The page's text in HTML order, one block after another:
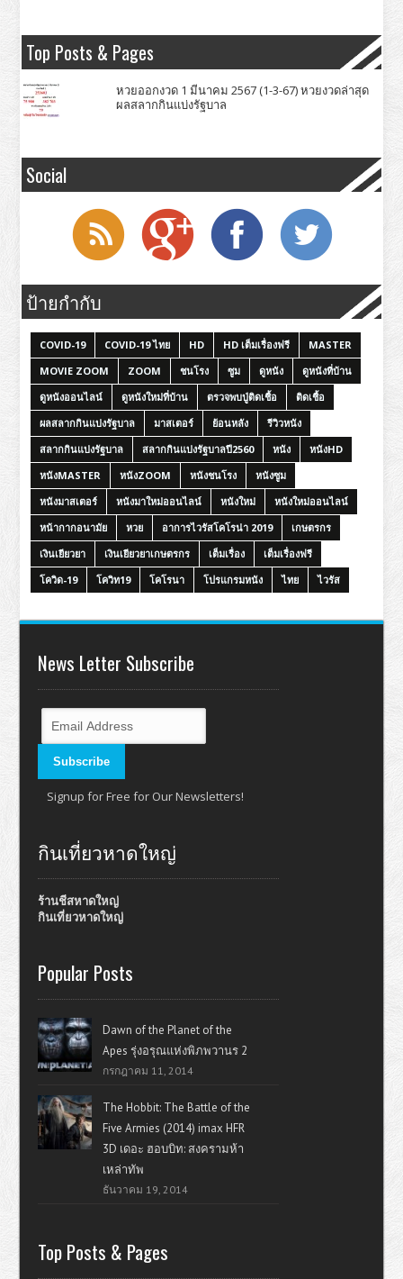
Top Posts & Pages
หวยออกงวด 1 มีนาคม 2567 (1-3-67) หวยงวดล่าสุด
ผลสลากกินแบ่งรัฐบาล
Social
ป้ายกำกับ
COVID-19 COVID-19 ไทย HD HD เต็มเรื่องฟรี
MASTER
MOVIE ZOOM
ZOOM ชนโรง ซูม ดูหนัง
ดูหนังที่บ้าน
ดูหนังออนไลน์
ดูหนังใหม่ที่บ้าน ตรวจพบปู่ติดเชื้อ
ติดเชื้อ
ผลสลากกินแบ่งรัฐบาล
มาสเตอร์ ย้อนหลัง
รีวิวหนัง
สลากกินแบ่งรัฐบาล
สลากกินแบ่งรัฐบาลปี2560 หนัง
หนังHD
หนังMASTER
หนังZOOM หนังชนโรง
หนังซูม
หนังมาสเตอร์
หนังมาใหม่ออนไลน์ หนังใหม่
หนังใหม่ออนไลน์
หน้ากากอนามัย
หวย อาการไวรัสโคโรน่า 2019
เกษตรกร
เงินเยียวยา
เงินเยียวยาเกษตรกร เต็มเรื่อง
เต็มเรื่องฟรี
โควิด-19
โควิท19 โคโรนา โปรแกรมหนัง ไทย ไวรัส
News Letter Subscribe
Signup for Free for Our Newsletters!
กินเที่ยวหาดใหญ่
ร้านชีสหาดใหญ่
กินเที่ยวหาดใหญ่
Popular Posts
Dawn of the Planet of the
Apes รุ่งอรุณแห่งพิภพวานร 2
กรกฎาคม 11, 2014
The Hobbit: The Battle of the
Five Armies (2014) imax HFR
3D เดอะ ฮอบบิท: สงครามห้า
เหล่าทัพ
ธันวาคม 19, 2014
Top Posts & Pages